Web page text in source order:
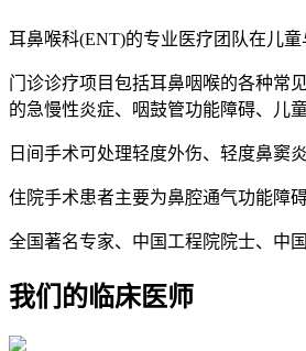
耳鼻喉科(ENT)的专业医疗团队在儿
门诊诊疗项目包括耳鼻咽喉的各种常
的急慢性炎症、咽鼓管功能障碍、儿
日间手术可处理轻度外伤、轻度鼻窦
住院手术患者主要为鼻腔通气功能障
全国著名专家、中国工程院院士、中
我们的临床医师